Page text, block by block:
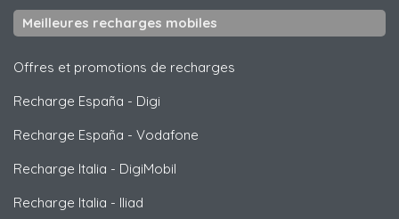
Meilleures recharges mobiles
Offres et promotions de recharges
Recharge España - Digi
Recharge España - Vodafone
Recharge Italia - DigiMobil
Recharge Italia - Iliad